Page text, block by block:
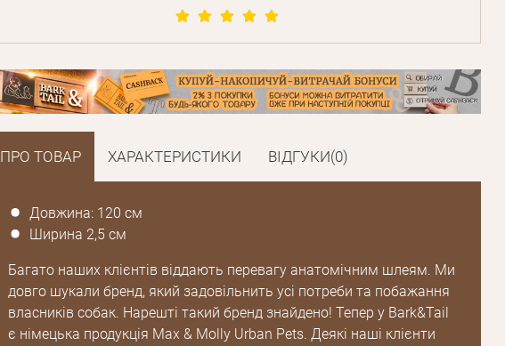
ПРО ТОВАР ХАРАКТЕРИСТИКИ ВІДГУКИ(0)
Довжина: 120 см
Ширина 2,5 см
Багато наших клієнтів віддають перевагу анатомічним шлеям. Ми
довго шукали бренд, який задовільнить усі потреби та побажання
власників собак. Нарешті такий бренд знайдено! Тепер у Bark&Tail
є німецька продукція Max & Molly Urban Pets. Деякі наші клієнти